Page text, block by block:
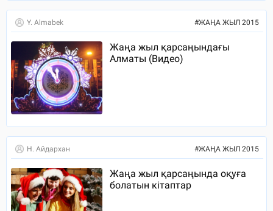
Y. Almabek #ЖАҢА ЖЫЛ 2015
Жаңа жыл қарсаңындағы
Алматы (Видео)
Н. Айдархан #ЖАҢА ЖЫЛ 2015
Жаңа жыл қарсаңында оқуға
болатын кітаптар